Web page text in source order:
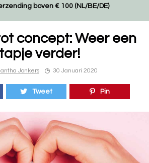
boven € 100 (NL/BE/DE)
concept: Weer een
verder!
Jonkers 30 Januari 2020
Tweet Pin